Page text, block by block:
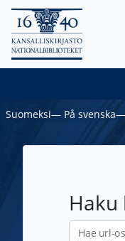
Suomeksi― På svenska―
Haku
Hae url-